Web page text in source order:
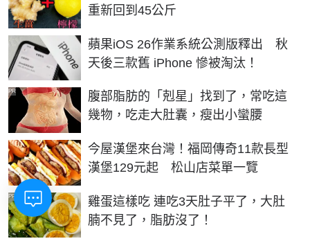
重新回到45公斤
蘋果iOS 26作業系統公測版釋出 秋
天後三款舊 iPhone 慘被淘汰！
腹部脂肪的「剋星」找到了，常吃這
幾物，吃走大肚囊，瘦出小蠻腰
PR
今屋漢堡來台灣！福岡傳奇11款長型
漢堡129元起 松山店菜單一覽
雞蛋這樣吃 連吃3天肚子平了，大肚
腩不見了，脂肪沒了！
PR